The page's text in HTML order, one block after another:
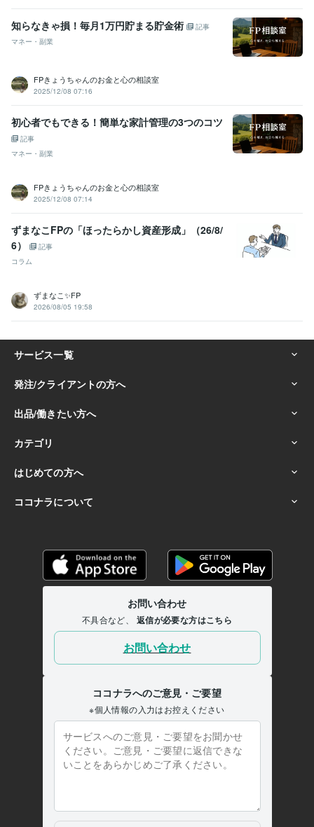
知らなきゃ損！毎月1万円貯まる貯金術
記事
マネー・副業
FPきょうちゃんのお金と心の相談室
2025/12/08 07:16
初心者でもできる！簡単な家計管理の3つのコツ
記事
マネー・副業
FPきょうちゃんのお金と心の相談室
2025/12/08 07:14
ずまなこFPの「ほったらかし資産形成」（26/8/
6）
記事
コラム
ずまなこ✨FP
2026/08/05 19:58